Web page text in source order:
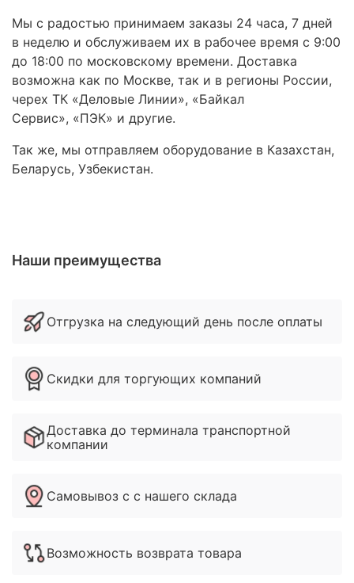
Мы с радостью принимаем заказы 24 часа, 7 дней
в неделю и обслуживаем их в рабочее время с 9:00
до 18:00 по московскому времени. Доставка
возможна как по Москве, так и в регионы России,
черех ТК «Деловые Линии», «Байкал
Сервис», «ПЭК» и другие.
Так же, мы отправляем оборудование в Казахстан,
Беларусь, Узбекистан.
Наши преимущества
Отгрузка на следующий день после оплаты
Скидки для торгующих компаний
Доставка до терминала транспортной
компании
Самовывоз с с нашего склада
Возможность возврата товара